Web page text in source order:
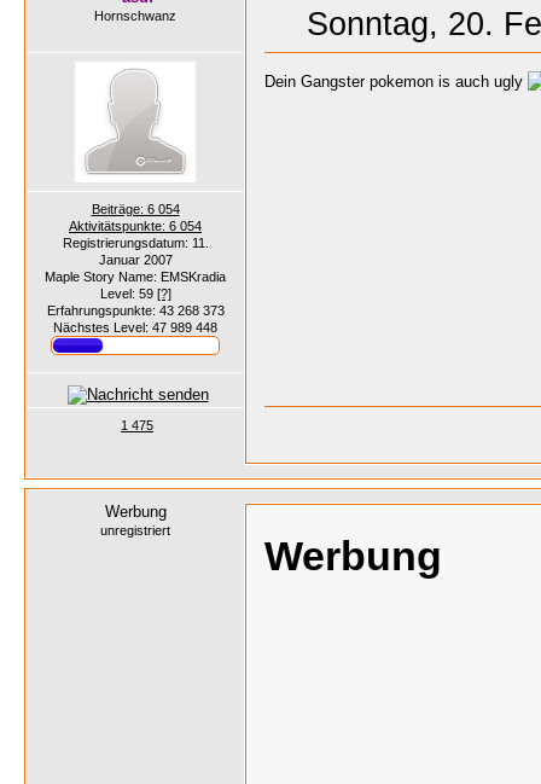
Hornschwanz
Beiträge: 6 054
Aktivitätspunkte: 6 054
Registrierungsdatum: 11.
Januar 2007
Maple Story Name: EMSKradia
Level: 59 [?]
Erfahrungspunkte: 43 268 373
Nächstes Level: 47 989 448
1 475
Sonntag, 20.
Dein Gangster pokemon is auch ugly
Werbung
unregistriert
Werbung